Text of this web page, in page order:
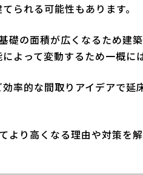
られる可能性もあります。
礎の面積が広くなるため建
よって変動するため一概に
率的な間取りアイデアで延
より高くなる理由や対策を